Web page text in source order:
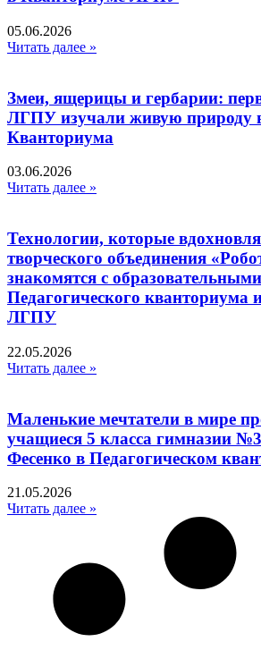
05.06.2026
Читать далее »
Змеи, ящерицы и гербарии:
ЛГПУ изучали живую природу
Кванториума
03.06.2026
Читать далее »
Технологии, которые
творческого объединения
знакомятся с
Педагогического
ЛГПУ
22.05.2026
Читать далее »
Маленькие мечтатели в мире
учащиеся 5 класса гимназии
Фесенко в Педагогическом
21.05.2026
Читать далее »